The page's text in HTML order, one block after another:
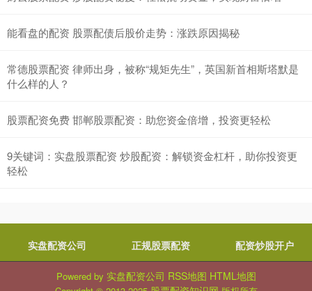
能看盘的配资 股票配债后股价走势：涨跌原因揭秘
常德股票配资 律师出身，被称“规矩先生”，英国新首相斯塔默是
什么样的人？
股票配资免费 邯郸股票配资：助您资金倍增，投资更轻松
9关键词：实盘股票配资 炒股配资：解锁资金杠杆，助你投资更
轻松
实盘配资公司 正规股票配资 配资炒股开户
Powered by 实盘配资公司 RSS地图 HTML地图